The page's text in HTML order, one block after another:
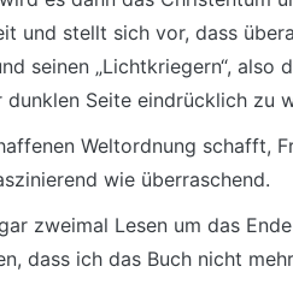
und stellt sich vor, dass
seinen „Lichtkriegern“, also
Seite eindrücklich zu
Weltordnung schafft,
wie überraschend.
zweimal Lesen um das
dass ich das Buch nicht